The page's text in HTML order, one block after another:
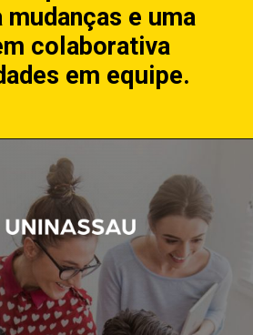
mudanças e uma
colaborativa
em equipe.